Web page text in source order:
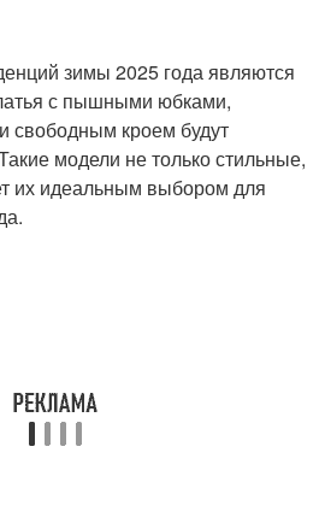
зимы 2025 года являются
с пышными юбками,
свободным кроем будут
модели не только стильные,
их идеальным выбором для